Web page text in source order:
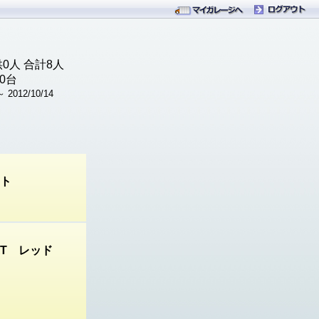
0人 合計8人
台
2012/10/14
レッド